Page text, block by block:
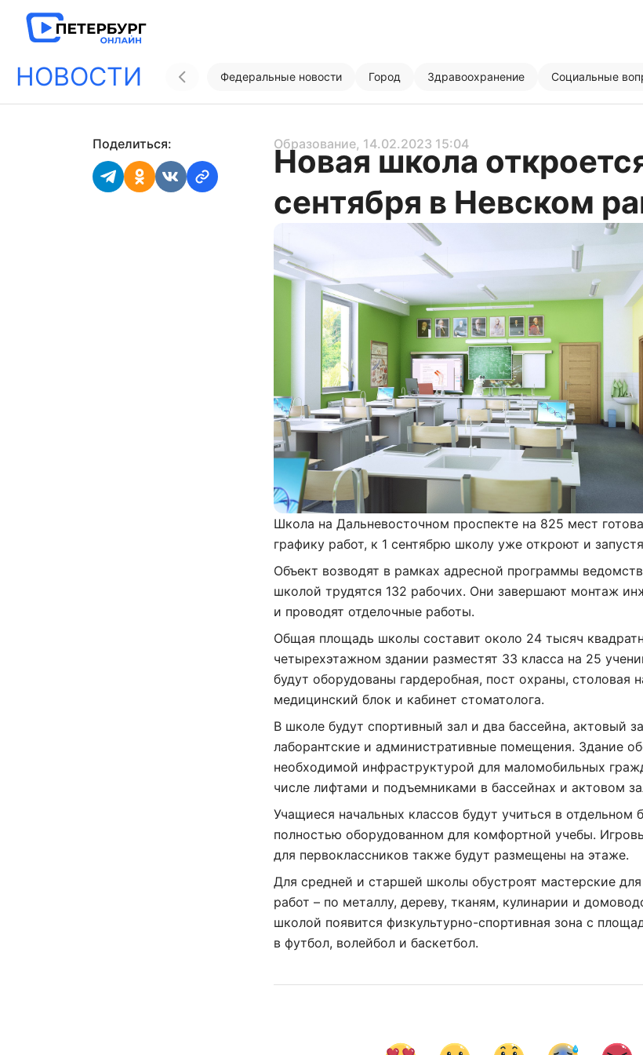
НОВОСТИ Федеральные новости Город Здравоохранение Социальные
Поделиться: Образование, 14.02.2023 15:04
Новая школа
сентября в Невском
Школа на Дальневосточном проспекте на 825 мест
графику работ, к 1 сентябрю школу уже откроют и
Объект возводят в рамках адресной программы
школой трудятся 132 рабочих. Они завершают монтаж
и проводят отделочные работы.
Общая площадь школы составит около 24 тысяч
четырехэтажном здании разместят 33 класса на 25
будут оборудованы гардеробная, пост охраны, столовая
медицинский блок и кабинет стоматолога.
В школе будут спортивный зал и два бассейна, актовый
лаборантские и административные помещения. Здание
необходимой инфраструктурой для маломобильных
числе лифтами и подъемниками в бассейнах и актовом
Учащиеся начальных классов будут учиться в отдельном
полностью оборудованном для комфортной учебы.
для первоклассников также будут размещены на этаже.
Для средней и старшей школы обустроят мастерские
работ – по металлу, дереву, тканям, кулинарии и
школой появится физкультурно-спортивная зона с
в футбол, волейбол и баскетбол.